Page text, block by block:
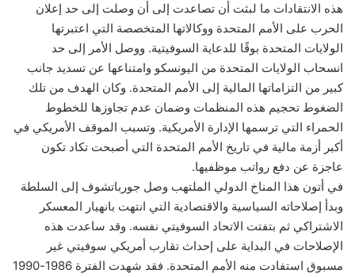
هذه الانتقادات ما لبثت أن تصاعدت إلى أن وصلت إلى حد إعلان
الحرب على الأمم المتحدة ووكالاتها المتخصصة التي اعتبرتها
الولايات المتحدة بوقًا للدعاية السوفيتية. ووصل الأمر إلى حد
انسحاب الولايات المتحدة من اليونسكو وامتناعها عن تسديد جانب
كبير من التزاماتها المالية إلى الأمم المتحدة. وكان الهدف من تلك
الضغوط تحجيم هذه المنظمات وضمان عدم تجاوزها للخطوط
الحمراء التي ترسمها الإدارة الأمريكية. وتسبب الموقف الأمريكي في
أكبر أزمة مالية في تاريخ الأمم المتحدة التي أصبحت تكاد تكون
عاجزة عن دفع رواتب موظفيها.
في أتون هذا المناخ الدولي الملتهب وصل جورباتشوف إلى السلطة
وبدأ إصلاحاته السياسية والاقتصادية التي انتهت بانهيار المعسكر
الاشتراكي ثم بتفتت الاتحاد السوفيتي نفسه. وقد ساعدت هذه
الإصلاحات في البداية على إحداث تقارب أمريكي سوفيتي غير
مسبوق استفادت منه الأمم المتحدة. فقد شهدت الفترة 1986-1990